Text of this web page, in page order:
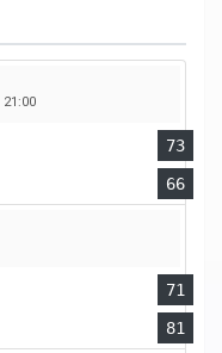
21:00
73
66
71
81